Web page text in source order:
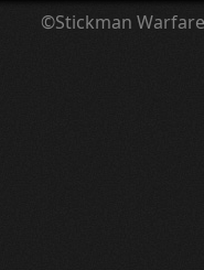
©Stickman Warfare